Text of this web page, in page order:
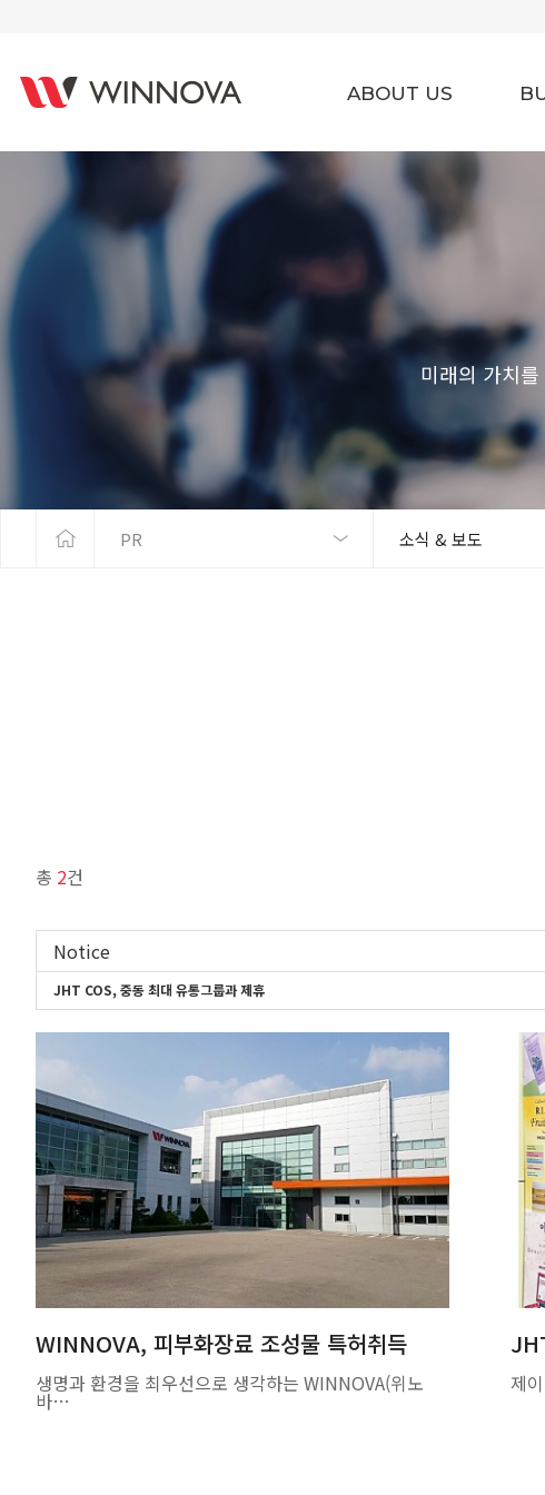
ABOUT US
미래의 가치
PR 소식 & 보도
총 2건
Notice
JHT COS, 중동 최대 유통그룹과 제휴
WINNOVA, 피부화장료 조성물 특허취득
생명과 환경을 최우선으로 생각하는 WINNOVA(위노
바…
제